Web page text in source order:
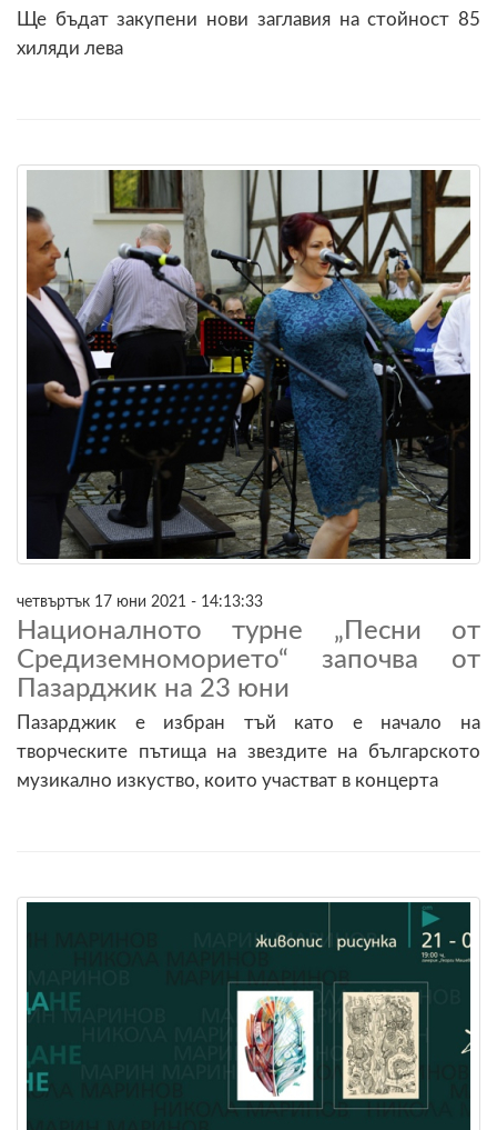
Ще бъдат закупени нови заглавия на стойност 85
хиляди лева
четвъртък 17 юни 2021 - 14:13:33
Националното турне „Песни от
Средиземноморието“ започва от
Пазарджик на 23 юни
Пазарджик е избран тъй като е начало на
творческите пътища на звездите на българското
музикално изкуство, които участват в концерта